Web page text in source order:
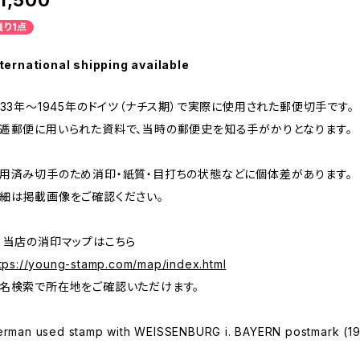
り1点
shipping available
年～1945年のドイツ（ナチス期）で実際に使用された郵便切手です。
郵便に用いられた資料で、当時の郵便史を知る手がかりとなります。
済み切手のため消印・紙質・目打ちの状態などに個体差があります。
は掲載画像をご確認ください。
店の消印マップはこちら
young-stamp.com/map/index.html
検索で所在地をご確認いただけます。
used stamp with WEISSENBURG i. BAYERN postmark